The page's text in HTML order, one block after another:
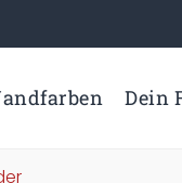
Dein